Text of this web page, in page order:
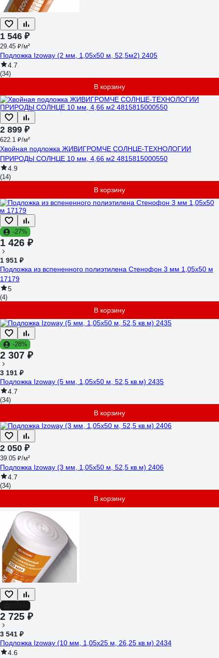
1 546 ₽
29.45 ₽/м²
Подложка Izoway (2 мм, 1,05x50 м, 52,5м2) 2405
4.7
(34)
В корзину
2 899 ₽
622.1 ₽/м²
Хвойная подложка ЖИВИГРОМЧЕ СОЛНЦЕ-ТЕХНОЛОГИИ
ПРИРОДЫ СОЛНЦЕ 10 мм, 4,66 м2 4815815000550
4.9
(14)
В корзину
-27%
1 426 ₽
1 951 ₽
Подложка из вспененного полиэтилена Стенофон 3 мм 1,05x50 м
17179
5
(4)
В корзину
-28%
2 307 ₽
3 191 ₽
Подложка Izoway (5 мм, 1,05x50 м, 52,5 кв.м) 2435
4.7
(34)
В корзину
2 050 ₽
39.05 ₽/м²
Подложка Izoway (3 мм, 1,05x50 м, 52,5 кв.м) 2406
4.7
(34)
В корзину
2 725 ₽
3 541 ₽
Подложка Izoway (10 мм, 1,05x25 м, 26,25 кв.м) 2434
4.6